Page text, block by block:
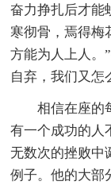
奋力挣扎后才能
寒彻骨，焉得梅
方能为人上人。
自弃，我们又怎
相信在座的
有一个成功的人
无数次的挫败中
例子。他的大部